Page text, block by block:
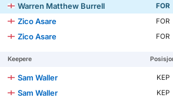
Warren Matthew Burrell
FOR
Zico Asare
FOR
Zico Asare
FOR
Keepere
Sam Waller KEP
Sam Waller
KEP